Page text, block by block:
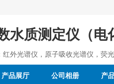
水质测定仪（电
红外光谱仪，原子吸收光谱仪，荧
产品展厅 公司相册 产